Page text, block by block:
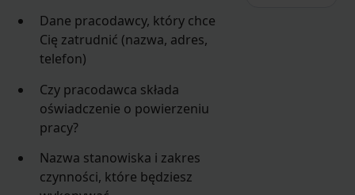
Dane pracodawcy, który chce
Cię zatrudnić (nazwa, adres,
telefon)
Czy pracodawca składa
oświadczenie o powierzeniu
pracy?
Nazwa stanowiska i zakres
czynności, które będziesz